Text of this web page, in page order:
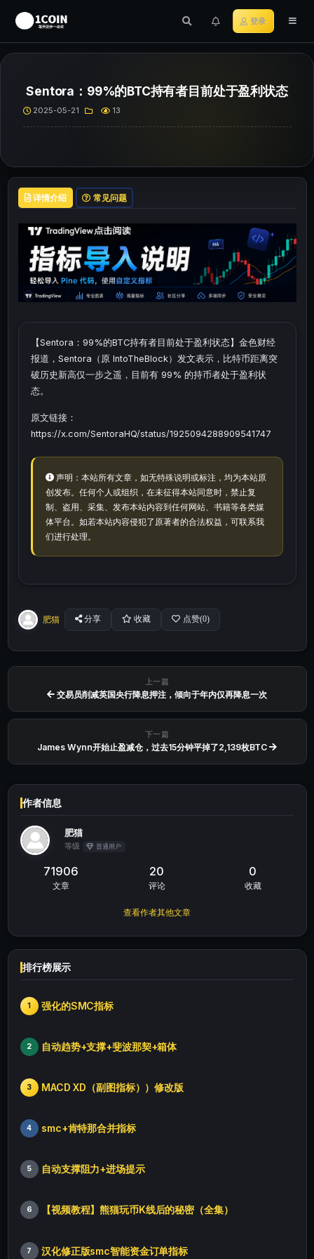
登录
Sentora：99%的BTC持有者目前处于盈利状态
2025-05-21 13
详情介绍 常见问题
【Sentora：99%的BTC持有者目前处于盈利状态】金色财经
报道，Sentora（原 IntoTheBlock）发文表示，比特币距离突
破历史新高仅一步之遥，目前有 99% 的持币者处于盈利状
态。
原文链接：
https://x.com/SentoraHQ/status/1925094288909541747
声明：本站所有文章，如无特殊说明或标注，均为本站原
创发布。任何个人或组织，在未征得本站同意时，禁止复
制、盗用、采集、发布本站内容到任何网站、书籍等各类媒
体平台。如若本站内容侵犯了原著者的合法权益，可联系我
们进行处理。
肥猫 分享 收藏 点赞(0)
上一篇
交易员削减英国央行降息押注，倾向于年内仅再降息一次
下一篇
James Wynn开始止盈减仓，过去15分钟平掉了2,139枚BTC
作者信息
肥猫
等级 普通用户
71906
文章
20
评论
0
收藏
查看作者其他文章
排行榜展示
1 强化的SMC指标
2 自动趋势+支撑+斐波那契+箱体
3 MACD XD（副图指标））修改版
4 smc+肯特那合并指标
5 自动支撑阻力+进场提示
6 【视频教程】熊猫玩币K线后的秘密（全集）
7 汉化修正版smc智能资金订单指标